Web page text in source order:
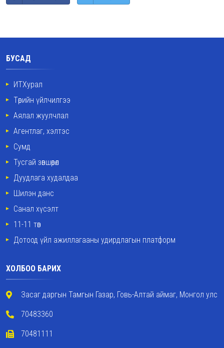
БУСАД
ИТХурал
Төрийн үйлчилгээ
Аялал жуулчлал
Агентлаг, хэлтэс
Сумд
Тусгай зөвшөөрөл
Дуудлага худалдаа
Шилэн данс
Санал хүсэлт
11-11 төв
Дотоод үйл ажиллагааны удирдлагын платформ
ХОЛБОО БАРИХ
Засаг даргын Тамгын Газар, Говь-Алтай аймаг, Монгол улс
70483360
70481111